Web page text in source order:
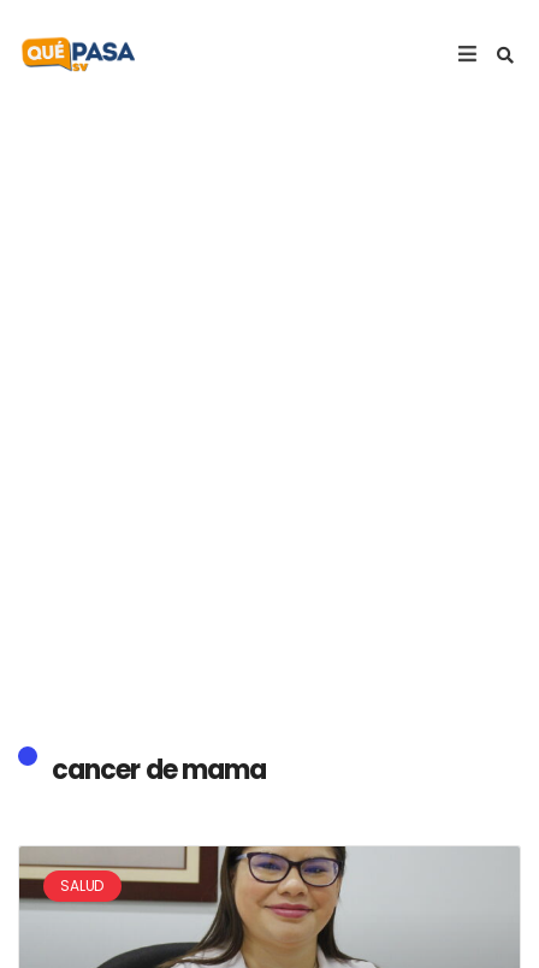
cancer de mama
SALUD